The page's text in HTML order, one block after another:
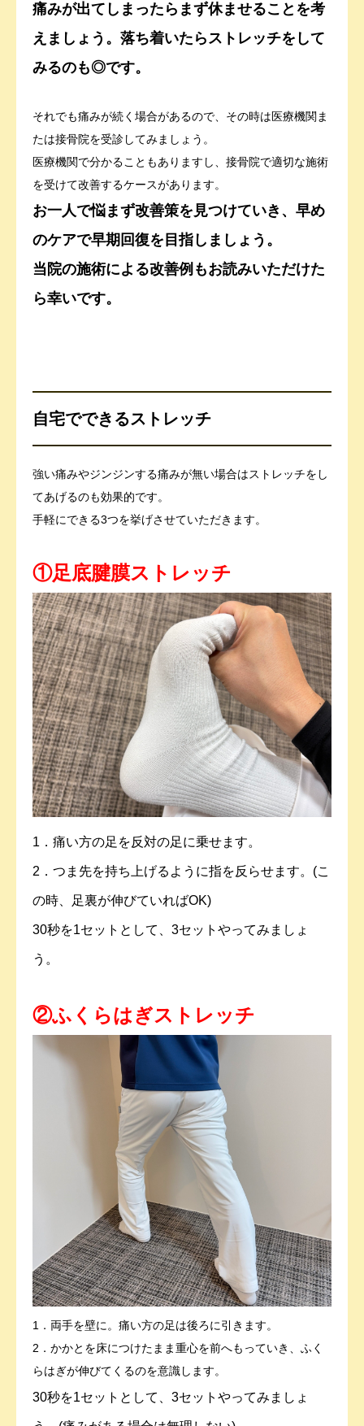
痛みが出てしまったらまず休ませることを考
えましょう。落ち着いたらストレッチをして
みるのも◎です。
それでも痛みが続く場合があるので、その時は医療機関ま
たは接骨院を受診してみましょう。
医療機関で分かることもありますし、接骨院で適切な施術
を受けて改善するケースがあります。
お一人で悩まず改善策を見つけていき、早め
のケアで早期回復を目指しましょう。
当院の施術による改善例もお読みいただけた
ら幸いです。
自宅でできるストレッチ
強い痛みやジンジンする痛みが無い場合はストレッチをし
てあげるのも効果的です。
手軽にできる3つを挙げさせていただきます。
①足底腱膜ストレッチ
1．痛い方の足を反対の足に乗せます。
2．つま先を持ち上げるように指を反らせます。(こ
の時、足裏が伸びていればOK)
30秒を1セットとして、3セットやってみましょ
う。
②ふくらはぎストレッチ
1．両手を壁に。痛い方の足は後ろに引きます。
2．かかとを床につけたまま重心を前へもっていき、ふく
らはぎが伸びてくるのを意識します。
30秒を1セットとして、3セットやってみましょ